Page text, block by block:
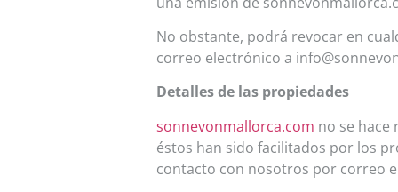
No obstante, podrá revocar en
correo electrónico a
Detalles de las propiedades
sonnevonmallorca.com no se hace
éstos han sido facilitados por los
contacto con nosotros por correo